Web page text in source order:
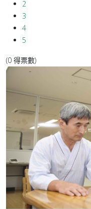
2
3
4
5
(0 得票數)